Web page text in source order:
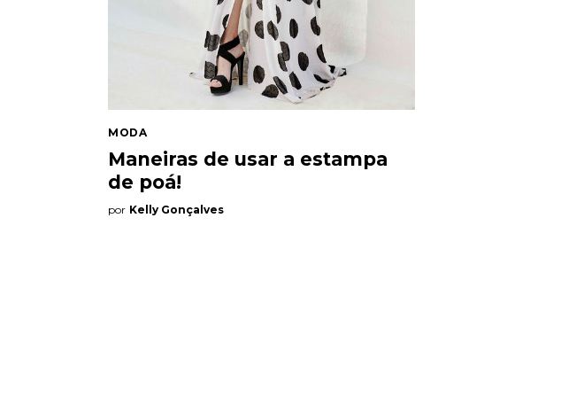
MODA
Maneiras de usar a estampa
de poá!
por Kelly Gonçalves